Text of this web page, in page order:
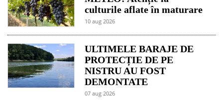
culturile aflate în maturare
10 aug 2026
ULTIMELE BARAJE DE
PROTECȚIE DE PE
NISTRU AU FOST
DEMONTATE
07 aug 2026